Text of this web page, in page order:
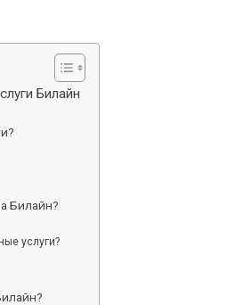
Билайн
Билайн?
услуги?